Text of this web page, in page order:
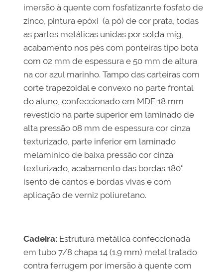
imersão à quente com fosfatizanrte fosfato de
zinco, pintura epóxi (a pó) de cor prata, todas
as partes metálicas unidas por solda mig,
acabamento nos pés com ponteiras tipo bota
com 02 mm de espessura e 50 mm de altura
na cor azul marinho. Tampo das carteiras com
corte trapezoidal e convexo no parte frontal
do aluno, confeccionado em MDF 18 mm
revestido na parte superior em laminado de
alta pressão 08 mm de espessura cor cinza
texturizado, parte inferior em laminado
melamínico de baixa pressão cor cinza
texturizado, acabamento das bordas 180°
isento de cantos e bordas vivas e com
aplicação de verniz poliuretano.
Cadeira: Estrutura metálica confeccionada
em tubo 7/8 chapa 14 (1.9 mm) metal tratado
contra ferrugem por imersão à quente com